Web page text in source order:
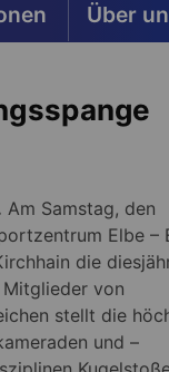
Über
Am Samstag, den
Elbe –
die
von
stellt die
und –